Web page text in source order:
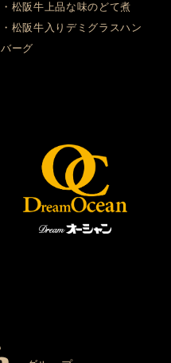
・松阪牛上品な味のどて煮
・松阪牛入りデミグラスハン
バーグ